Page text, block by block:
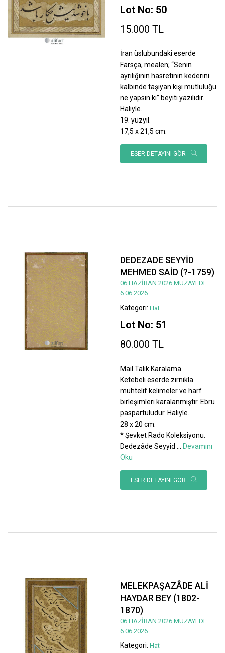
Lot No: 50
15.000 TL
İran üslubundaki eserde
Farsça, mealen; “Senin
ayrılığının hasretinin kederini
kalbinde taşıyan kişi mutluluğu
ne yapsın ki” beyiti yazılıdır.
Haliyle.
19. yüzyıl.
17,5 x 21,5 cm.
ESER DETAYINI GÖR
DEDEZADE SEYYİD
MEHMED SAİD (?-1759)
06 HAZİRAN 2026 MÜZAYEDE
6.06.2026
Kategori: Hat
Lot No: 51
80.000 TL
Mail Talik Karalama
Ketebeli eserde zırnıkla
muhtelif kelimeler ve harf
birleşimleri karalanmıştır. Ebru
paspartuludur. Haliyle.
28 x 20 cm.
* Şevket Rado Koleksiyonu.
Dedezâde Seyyid
Devamını
Oku
ESER DETAYINI GÖR
MELEKPAŞAZÂDE ALİ
HAYDAR BEY (1802-
1870)
06 HAZİRAN 2026 MÜZAYEDE
6.06.2026
Kategori: Hat